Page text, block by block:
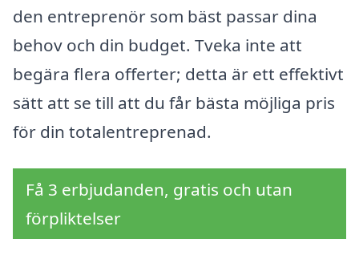
den entreprenör som bäst passar dina
behov och din budget. Tveka inte att
begära flera offerter; detta är ett effektivt
sätt att se till att du får bästa möjliga pris
för din totalentreprenad.
Få 3 erbjudanden, gratis och utan
förpliktelser